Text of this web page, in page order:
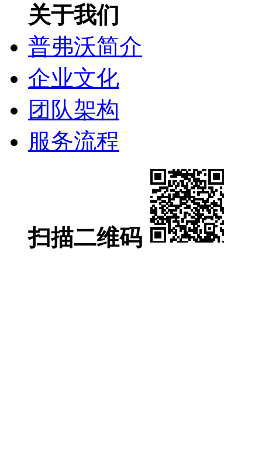
关于我们
普弗沃简介
企业文化
团队架构
服务流程
扫描二维码